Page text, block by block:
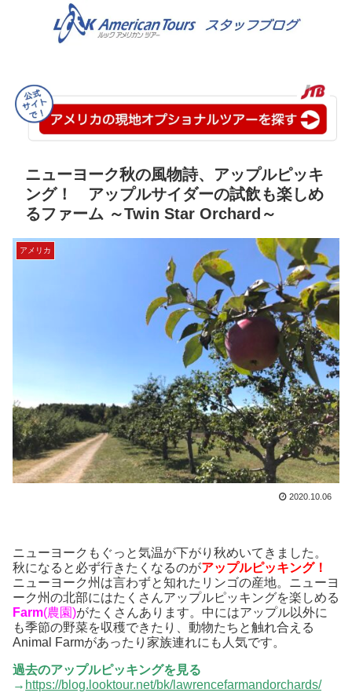
ニューヨーク秋の風物詩、アップルピッキ
ング！ アップルサイダーの試飲も楽しめ
るファーム ～Twin Star Orchard～
アメリカ
2020.10.06
ニューヨークもぐっと気温が下がり秋めいてきました。
秋になると必ず行きたくなるのがアップルピッキング！
ニューヨーク州は言わずと知れたリンゴの産地。ニューヨ
ーク州の北部にはたくさんアップルピッキングを楽しめる
Farm(農園)がたくさんあります。中にはアップル以外に
も季節の野菜を収穫できたり、動物たちと触れ合える
Animal Farmがあったり家族連れにも人気です。
過去のアップルピッキングを見る
→ https://blog.looktour.net/bk/lawrencefarmandorchards/